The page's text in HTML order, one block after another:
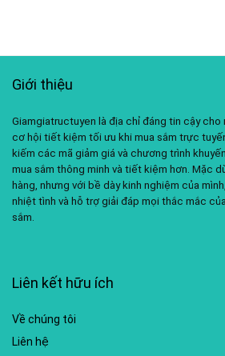
Giới thiệu
Giamgiatructuyen là địa chỉ đáng tin cậy cho
cơ hội tiết kiệm tối ưu khi mua sắm trực
kiếm các mã giảm giá và chương trình
mua sắm thông minh và tiết kiệm hơn. Mặc
hàng, nhưng với bề dày kinh nghiệm của
nhiệt tình và hỗ trợ giải đáp mọi thắc mắc
sắm.
Liên kết hữu ích
Về chúng tôi
Liên hệ